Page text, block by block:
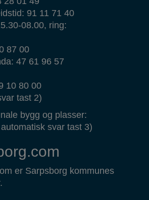
91 11 71 40
08.00, ring:
87 00
47 61 96 57
10 80 00
tast 2)
bygg og plasser:
svar tast 3)
er Sarpsborg kommunes